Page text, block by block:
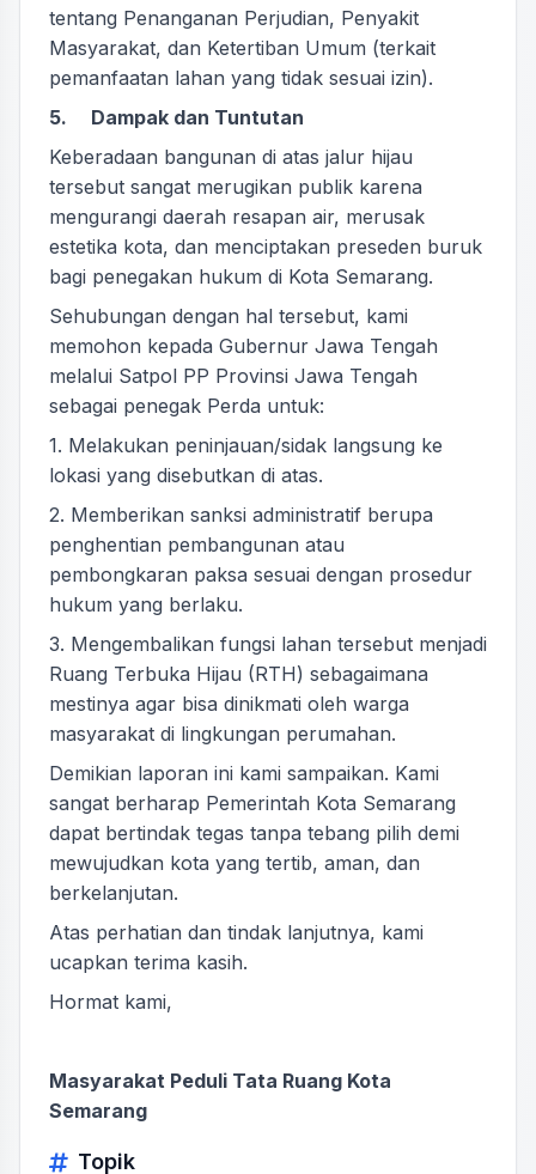
tentang Penanganan Perjudian, Penyakit
Masyarakat, dan Ketertiban Umum (terkait
pemanfaatan lahan yang tidak sesuai izin).
5. Dampak dan Tuntutan
Keberadaan bangunan di atas jalur hijau
tersebut sangat merugikan publik karena
mengurangi daerah resapan air, merusak
estetika kota, dan menciptakan preseden buruk
bagi penegakan hukum di Kota Semarang.
Sehubungan dengan hal tersebut, kami
memohon kepada Gubernur Jawa Tengah
melalui Satpol PP Provinsi Jawa Tengah
sebagai penegak Perda untuk:
1. Melakukan peninjauan/sidak langsung ke
lokasi yang disebutkan di atas.
2. Memberikan sanksi administratif berupa
penghentian pembangunan atau
pembongkaran paksa sesuai dengan prosedur
hukum yang berlaku.
3. Mengembalikan fungsi lahan tersebut menjadi
Ruang Terbuka Hijau (RTH) sebagaimana
mestinya agar bisa dinikmati oleh warga
masyarakat di lingkungan perumahan.
Demikian laporan ini kami sampaikan. Kami
sangat berharap Pemerintah Kota Semarang
dapat bertindak tegas tanpa tebang pilih demi
mewujudkan kota yang tertib, aman, dan
berkelanjutan.
Atas perhatian dan tindak lanjutnya, kami
ucapkan terima kasih.
Hormat kami,
Masyarakat Peduli Tata Ruang Kota
Semarang
Topik